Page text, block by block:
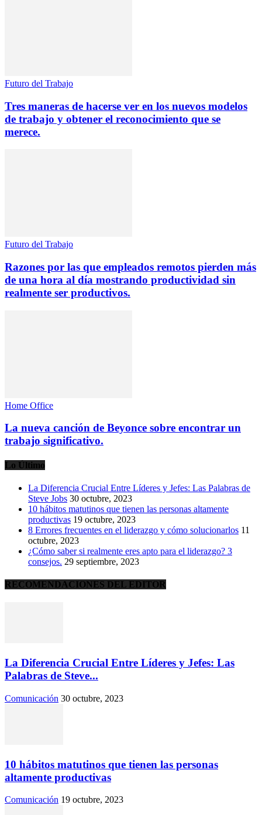
Futuro del Trabajo
Tres maneras de hacerse ver en los nuevos modelos
de trabajo y obtener el reconocimiento que se
merece.
Futuro del Trabajo
Razones por las que empleados remotos pierden más
de una hora al día mostrando productividad sin
realmente ser productivos.
Home Office
La nueva canción de Beyonce sobre encontrar un
trabajo significativo.
Lo Último
La Diferencia Crucial Entre Líderes y Jefes: Las Palabras de
Steve Jobs 30 octubre, 2023
10 hábitos matutinos que tienen las personas altamente
productivas 19 octubre, 2023
8 Errores frecuentes en el liderazgo y cómo solucionarlos 11
octubre, 2023
¿Cómo saber si realmente eres apto para el liderazgo? 3
consejos. 29 septiembre, 2023
RECOMENDACIONES DEL EDITOR
La Diferencia Crucial Entre Líderes y Jefes: Las
Palabras de Steve...
Comunicación 30 octubre, 2023
10 hábitos matutinos que tienen las personas
altamente productivas
Comunicación 19 octubre, 2023